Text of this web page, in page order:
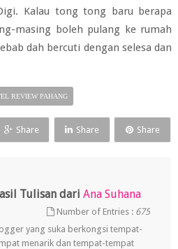
Kalau tong tong baru berapa
masing boleh pulang ke rumah
dah bercuti dengan selesa dan
REVIEW PAHANG
Share Share Share
Tulisan dari Ana Suhana
Number of Entries : 675
yang suka berkongsi tempat-
menarik dan tempat-tempat